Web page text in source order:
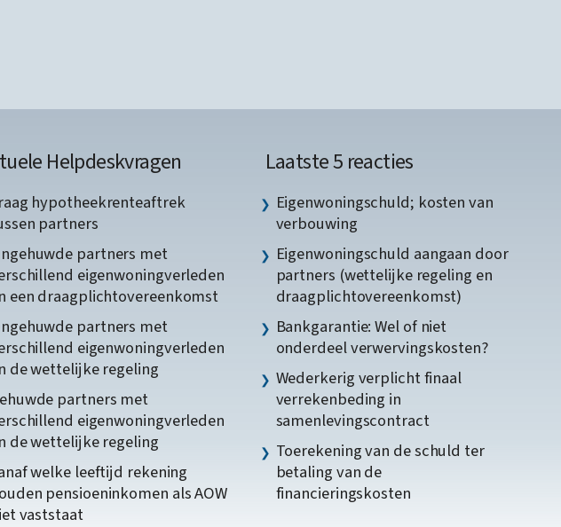
Helpdeskvragen
hypotheekrenteaftrek
partners
partners met
eigenwoningverleden
een draagplichtovereenkomst
partners met
eigenwoningverleden
de wettelijke regeling
partners met
eigenwoningverleden
de wettelijke regeling
welke leeftijd rekening
pensioeninkomen als AOW
vaststaat
Laatste 5 reacties
Eigenwoningschuld; kosten van
verbouwing
Eigenwoningschuld aangaan door
partners (wettelijke regeling en
draagplichtovereenkomst)
Bankgarantie: Wel of niet
onderdeel verwervingskosten?
Wederkerig verplicht finaal
verrekenbeding in
samenlevingscontract
Toerekening van de schuld ter
betaling van de
financieringskosten